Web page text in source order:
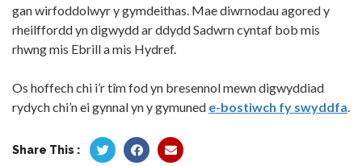
gan wirfoddolwyr y gymdeithas. Mae diwrnodau agored y
rheilffordd yn digwydd ar ddydd Sadwrn cyntaf bob mis
rhwng mis Ebrill a mis Hydref.
Os hoffech chi i’r tîm fod yn bresennol mewn digwyddiad
rydych chi’n ei gynnal yn y gymuned e-bostiwch fy swyddfa.
Share This :